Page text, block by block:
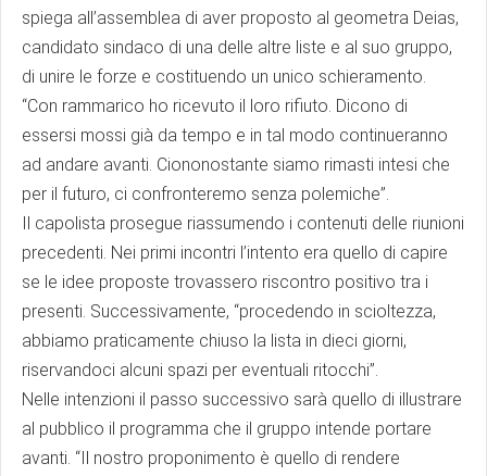
spiega all’assemblea di aver proposto al geometra Deias,
candidato sindaco di una delle altre liste e al suo gruppo,
di unire le forze e costituendo un unico schieramento.
“Con rammarico ho ricevuto il loro rifiuto. Dicono di
essersi mossi già da tempo e in tal modo continueranno
ad andare avanti. Ciononostante siamo rimasti intesi che
per il futuro, ci confronteremo senza polemiche”.
Il capolista prosegue riassumendo i contenuti delle riunioni
precedenti. Nei primi incontri l’intento era quello di capire
se le idee proposte trovassero riscontro positivo tra i
presenti. Successivamente, “procedendo in scioltezza,
abbiamo praticamente chiuso la lista in dieci giorni,
riservandoci alcuni spazi per eventuali ritocchi”.
Nelle intenzioni il passo successivo sarà quello di illustrare
al pubblico il programma che il gruppo intende portare
avanti. “Il nostro proponimento è quello di rendere